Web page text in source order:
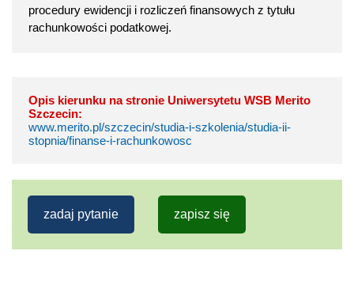
procedury ewidencji i rozliczeń finansowych z tytułu
rachunkowości podatkowej.
Opis kierunku na stronie Uniwersytetu WSB Merito
Szczecin:
www.merito.pl/szczecin/studia-i-szkolenia/studia-ii-
stopnia/finanse-i-rachunkowosc
zadaj pytanie zapisz się